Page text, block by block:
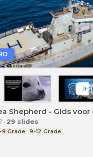
Shepherd - Gids
- 29 slides
9 Grade 9-12 Grade